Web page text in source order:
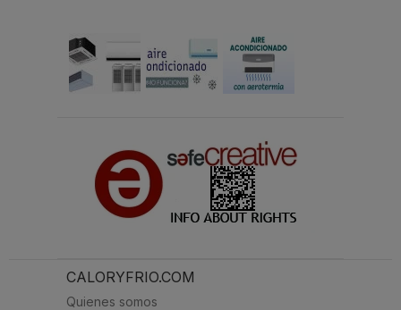
CALORYFRIO.COM
Quienes somos